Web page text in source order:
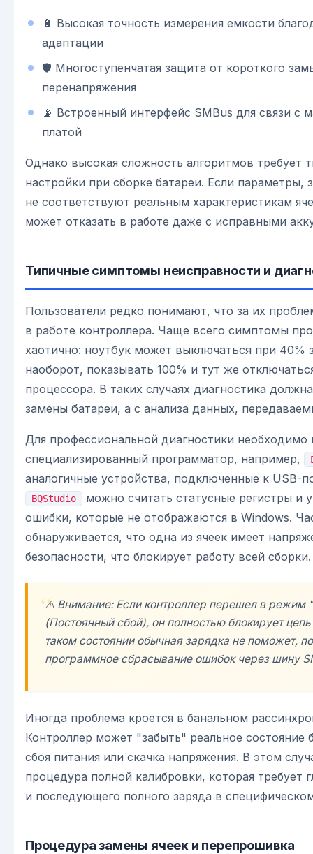
🔋 Высокая точность измерения емкости
адаптации
🛡️ Многоступенчатая защита от короткого
перенапряжения
📡 Встроенный интерфейс SMBus для связи с
платой
Однако высокая сложность алгоритмов требует
настройки при сборке батареи. Если параметры,
не соответствуют реальным характеристикам
может отказать в работе даже с исправными
Типичные симптомы неисправности и
Пользователи редко понимают, что за их
в работе контроллера. Чаще всего симптомы
хаотично: ноутбук может выключаться при 40%
наоборот, показывать 100% и тут же
процессора. В таких случаях диагностика
замены батареи, а с анализа данных,
Для профессиональной диагностики необходимо
специализированный программатор, например,
аналогичные устройства, подключенные к USB-
BQStudio
можно считать статусные регистры и
ошибки, которые не отображаются в Windows.
обнаруживается, что одна из ячеек имеет
безопасности, что блокирует работу всей сборки.
⚠️ Внимание: Если контроллер перешел в режим
(Постоянный сбой), он полностью блокирует
таком состоянии обычная зарядка не поможет,
программное сбрасывание ошибок через шину
Иногда проблема кроется в банальном
Контроллер может "забыть" реальное состояние
сбоя питания или скачка напряжения. В этом
процедура полной калибровки, которая требует
и последующего полного заряда в
Процедура замены ячеек и перепрошивка